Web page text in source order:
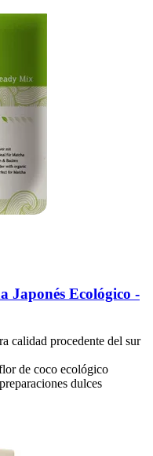
Japonés Ecológico -​
calidad procedente del sur
de coco ecológico
dulces